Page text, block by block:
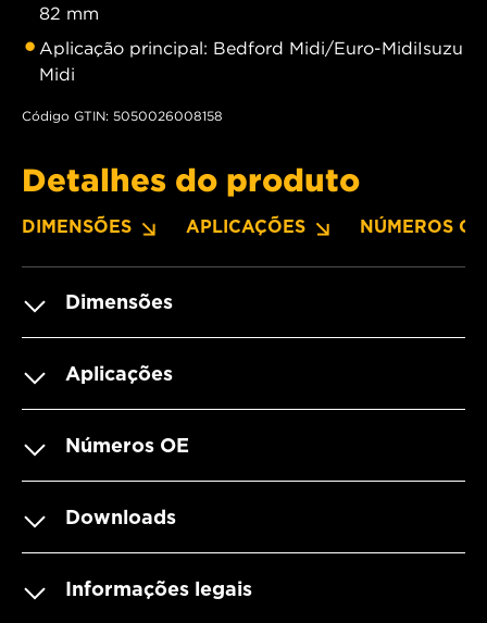
82 mm
Aplicação principal: Bedford Midi/Euro-MidiIsuzu
Midi
Código GTIN: 5050026008158
Detalhes do produto
DIMENSÕES APLICAÇÕES NÚMEROS OE
Dimensões
Aplicações
Números OE
Downloads
Informações legais